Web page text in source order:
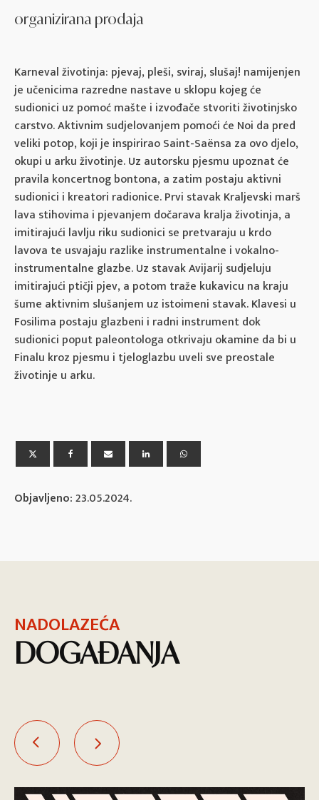
organizirana prodaja
Karneval životinja: pjevaj, pleši, sviraj, slušaj! namijenjen
je učenicima razredne nastave u sklopu kojeg će
sudionici uz pomoć mašte i izvođače stvoriti životinjsko
carstvo. Aktivnim sudjelovanjem pomoći će Noi da pred
veliki potop, koji je inspirirao Saint-Saënsa za ovo djelo,
okupi u arku životinje. Uz autorsku pjesmu upoznat će
pravila koncertnog bontona, a zatim postaju aktivni
sudionici i kreatori radionice. Prvi stavak Kraljevski marš
lava stihovima i pjevanjem dočarava kralja životinja, a
imitirajući lavlju riku sudionici se pretvaraju u krdo
lavova te usvajaju razlike instrumentalne i vokalno-
instrumentalne glazbe. Uz stavak Avijarij sudjeluju
imitirajući ptičji pjev, a potom traže kukavicu na kraju
šume aktivnim slušanjem uz istoimeni stavak. Klavesi u
Fosilima postaju glazbeni i radni instrument dok
sudionici poput paleontologa otkrivaju okamine da bi u
Finalu kroz pjesmu i tjeloglazbu uveli sve preostale
životinje u arku.
Objavljeno:23.05.2024.
NADOLAZEĆA
DOGAĐANJA